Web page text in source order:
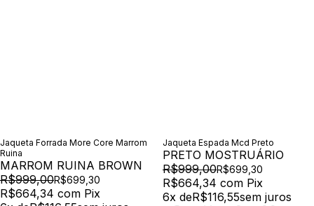
Jaqueta Forrada More Core Marrom
Ruina
MARROM RUINA BROWN
R$999,00R$699,30
R$664,34 com Pix
Jaqueta Espada Mcd Preto
PRETO MOSTRUÁRIO
R$999,00R$699,30
R$664,34 com Pix
6x deR$116,55sem juros